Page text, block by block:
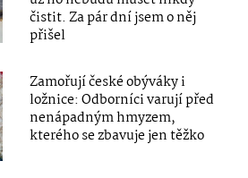
čistit. Za pár dní jsem o něj
přišel
Zamořují české obýváky i
ložnice: Odborníci varují před
nenápadným hmyzem,
kterého se zbavuje jen těžko